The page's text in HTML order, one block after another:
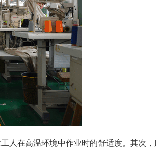
人在高温环境中作业时的舒适度。其次